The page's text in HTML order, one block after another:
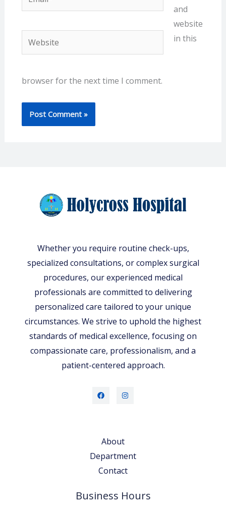
Website
and
website
in this
browser for the next time I comment.
Whether you require routine check-ups,
specialized consultations, or complex surgical
procedures, our experienced medical
professionals are committed to delivering
personalized care tailored to your unique
circumstances. We strive to uphold the highest
standards of medical excellence, focusing on
compassionate care, professionalism, and a
patient-centered approach.
About
Department
Contact
Business Hours